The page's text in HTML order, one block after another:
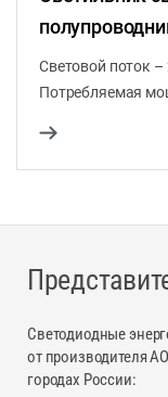
Световой поток –
Потребляемая
Светодиодные
от производителя
городах России: